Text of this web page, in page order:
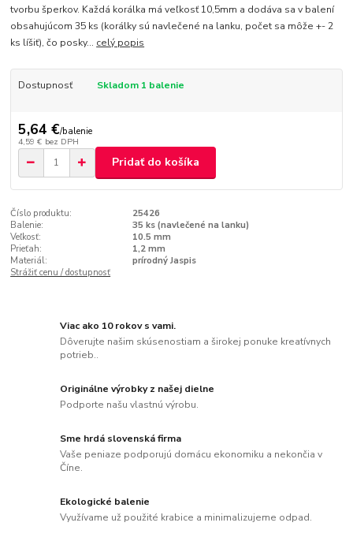
tvorbu šperkov. Každá korálka má veľkosť 10,5mm a dodáva sa v balení
obsahujúcom 35 ks (korálky sú navlečené na lanku, počet sa môže +- 2
ks líšiť), čo posky... celý popis
Dostupnosť Skladom 1 balenie
5,64 €/balenie
4,59 € bez DPH
Pridať do košíka
Číslo produktu:
25426
Balenie:
35 ks (navlečené na lanku)
Veľkosť:
10.5 mm
Prieťah:
1,2 mm
Materiál:
prírodný Jaspis
Strážiť cenu / dostupnosť
Viac ako 10 rokov s vami.
Dôverujte našim skúsenostiam a širokej ponuke kreatívnych
potrieb..
Originálne výrobky z našej dielne
Podporte našu vlastnú výrobu.
Sme hrdá slovenská firma
Vaše peniaze podporujú domácu ekonomiku a nekončia v
Číne.
Ekologické balenie
Využívame už použité krabice a minimalizujeme odpad.